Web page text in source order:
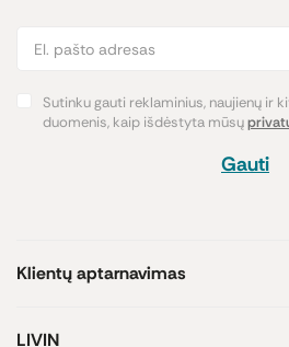
Sutinku gauti reklaminius, naujienų ir
duomenis, kaip išdėstyta mūsų
Gauti
Klientų aptarnavimas
LIVIN